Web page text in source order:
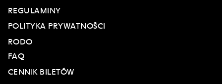
REGULAMINY
POLITYKA PRYWATNOŚCI
RODO
FAQ
CENNIK BILETÓW